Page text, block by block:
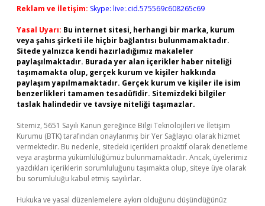
Reklam ve İletişim: Skype: live:.cid.575569c608265c69
Yasal Uyarı: Bu internet sitesi, herhangi bir marka, kurum
veya şahıs şirketi ile hiçbir bağlantısı bulunmamaktadır.
Sitede yalnızca kendi hazırladığımız makaleler
paylaşılmaktadır. Burada yer alan içerikler haber niteliği
taşımamakta olup, gerçek kurum ve kişiler hakkında
paylaşım yapılmamaktadır. Gerçek kurum ve kişiler ile isim
benzerlikleri tamamen tesadüfidir. Sitemizdeki bilgiler
taslak halindedir ve tavsiye niteliği taşımazlar.
Sitemiz, 5651 Sayılı Kanun gereğince Bilgi Teknolojileri ve İletişim
Kurumu (BTK) tarafından onaylanmış bir Yer Sağlayıcı olarak hizmet
vermektedir. Bu nedenle, sitedeki içerikleri proaktif olarak denetleme
veya araştırma yükümlülüğümüz bulunmamaktadır. Ancak, üyelerimiz
yazdıkları içeriklerin sorumluluğunu taşımakta olup, siteye üye olarak
bu sorumluluğu kabul etmiş sayılırlar.
Hukuka ve yasal düzenlemelere aykırı olduğunu düşündüğünüz